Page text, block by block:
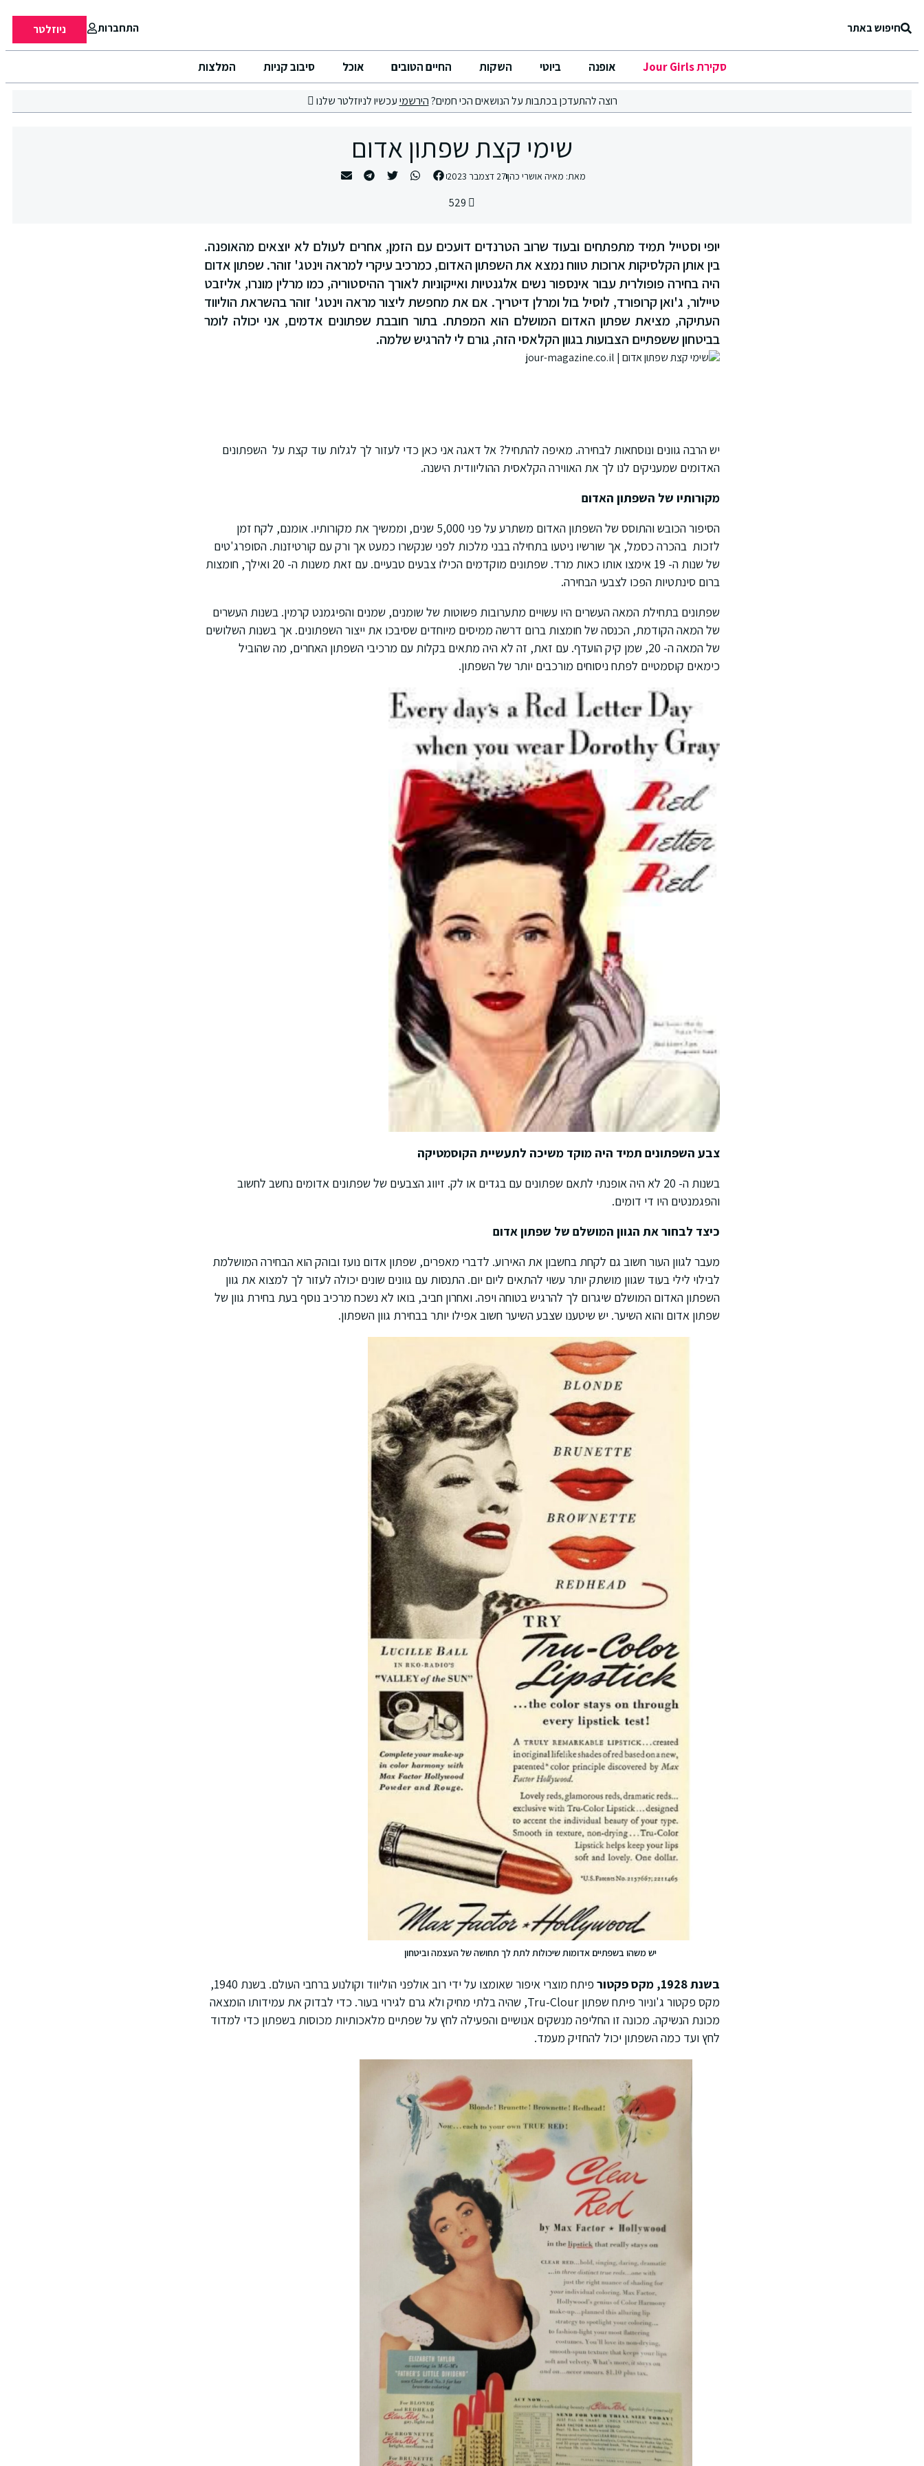
חיפוש באתר התחברות ניוזלטר
סקירת Jour Girls אופנה ביוטי השקות החיים הטובים אוכל סיבוב קניות המלצות
רוצה להתעדכן בכתבות על הנושאים הכי חמים?הירשמיעכשיו לניוזלטר שלנו
שימי קצת שפתון אדום
מאת: מאיה אושרי כהן27 דצמבר 2023
יופי וסטייל תמיד מתפתחים ובעוד שרוב הטרנדים דועכים עם הזמן, אחרים לעולם לא יוצאים מהאופנה.
בין אותן הקלסיקות ארוכות טווח נמצא את השפתון האדום, כמרכיב עיקרי למראה וינטג' זוהר. שפתון אדום
היה בחירה פופולרית עבור אינספור נשים אלגנטיות ואייקוניות לאורך ההיסטוריה, כמו מרלין מונרו, אליזבט
טיילור, ג'ואן קרופורד, לוסיל בול ומרלן דיטריך. אם את מחפשת ליצור מראה וינטג' זוהר בהשראת הוליווד
העתיקה, מציאת שפתון האדום המושלם הוא המפתח. בתור חובבת שפתונים אדמים, אני יכולה לומר
בביטחון ששפתיים הצבועות בגוון הקלאסי הזה, גורם לי להרגיש שלמה.
יש הרבה גוונים ונוסחאות לבחירה. מאיפה להתחיל? אל דאגה אני כאן כדי לעזור לך לגלות עוד קצת על השפתונים
האדומים שמעניקים לנו לך את האווירה הקלאסית ההוליוודית הישנה.
מקורותיו של השפתון האדום
הסיפור הכובש והתוסס של השפתון האדום משתרע על פני 5,000 שנים, וממשיך את מקורותיו. אומנם, לקח זמן
לזכות בהכרה כסמל, אך שורשיו ניטעו בתחילה בבני מלכות לפני שנקשרו כמעט אך ורק עם קורטיזנות. הסופרג'טים
של שנות ה- 19 אימצו אותו כאות מרד. שפתונים מוקדמים הכילו צבעים טבעיים. עם זאת משנות ה- 20 ואילך, חומצות
ברום סינתטיות הפכו לצבעי הבחירה.
שפתונים בתחילת המאה העשרים היו עשויים מתערובות פשוטות של שומנים, שמנים והפיגמנט קרמין. בשנות העשרים
של המאה הקודמת, הכנסה של חומצות ברום דרשה ממיסים מיוחדים שסיבכו את ייצור השפתונים. אך בשנות השלושים
של המאה ה- 20, שמן קיק הועדף. עם זאת, זה לא היה מתאים בקלות עם מרכיבי השפתון האחרים, מה שהוביל
כימאים קוסמטיים לפתח ניסוחים מורכבים יותר של השפתון.
צבע השפתונים תמיד היה מוקד משיכה לתעשיית הקוסמטיקה
בשנות ה- 20 לא היה אופנתי לתאם שפתונים עם בגדים או לק. זיווג הצבעים של שפתונים אדומים נחשב לחשוב
והפגמנטים היו די דומים.
כיצד לבחור את הגוון המושלם של שפתון אדום
מעבר לגוון העור חשוב גם לקחת בחשבון את האירוע. לדברי מאפרים, שפתון אדום נועז ובוהק הוא הבחירה המושלמת
לבילוי לילי בעוד שגוון מושתק יותר עשוי להתאים ליום יום. התנסות עם גוונים שונים יכולה לעזור לך למצוא את גוון
השפתון האדום המושלם שיגרום לך להרגיש בטוחה ויפה. ואחרון חביב, בואו לא נשכח מרכיב נוסף בעת בחירת גוון של
שפתון אדום והוא השיער. יש שיטענו שצבע השיער חשוב אפילו יותר בבחירת גוון השפתון.
יש משהו בשפתיים אדומות שיכולות לתת לך תחושה של העצמה וביטחון
בשנת 1928, מקס פקטור
פיתח מוצרי איפור שאומצו על ידי רוב אולפני הוליווד וקולנוע ברחבי העולם. בשנת 1940,
מקס פקטור ג'וניור פיתח שפתון Tru-Clour, שהיה בלתי מחיק ולא גרם לגירוי בעור. כדי לבדוק את עמידותו הומצאה
מכונת הנשיקה. מכונה זו החליפה מנשקים אנושיים והפעילה לחץ על שפתיים מלאכותיות מכוסות בשפתון כדי למדוד
לחץ ועד כמה השפתון יכול להחזיק מעמד.